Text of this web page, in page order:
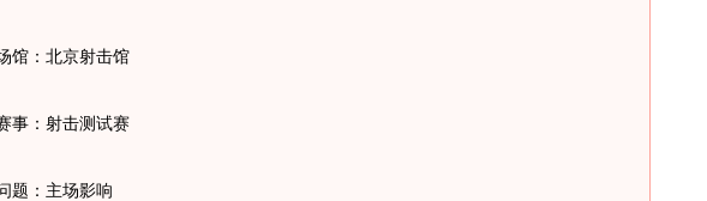
：北京射击馆
：射击测试赛
：主场影响